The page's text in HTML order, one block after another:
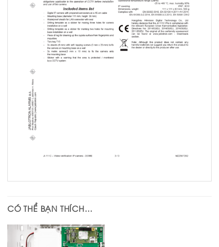
CÓ THỂ BẠN THÍCH…